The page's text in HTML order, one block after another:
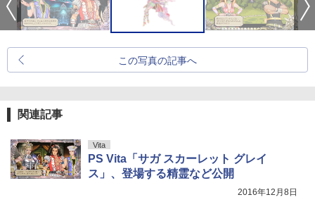
この写真の記事へ
関連記事
Vita
PS Vita「サガ スカーレット グレイ
ス」、登場する精霊など公開
2016年12月8日